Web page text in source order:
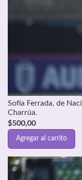
Sofía Ferrada, de
Charrúa.
$500,00
Agregar al carrito